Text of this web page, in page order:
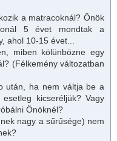
a matracoknál? Önök
5 évet mondtak a
ahol 10-15 évet...
miben kölünbözne egy
(Félkemény változatban
után, ha nem váltja be a
, esetleg kicseréljük? Vagy
Önöknél?
nagy a sűrűsége) nem